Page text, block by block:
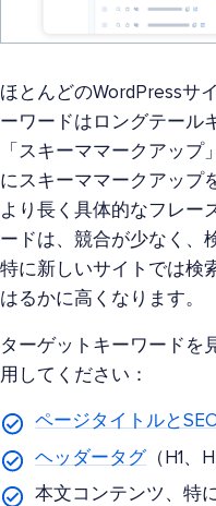
ほとんどのWordPressサ
ーワードはロングテール
「スキーママークアップ
にスキーママークアップ
より長く具体的なフレー
ードは、競合が少なく、
特に新しいサイトでは検
はるかに高くなります。
ターゲットキーワードを
用してください：
ページタイトルと
ヘッダータグ （H1、
本文コンテンツ、特